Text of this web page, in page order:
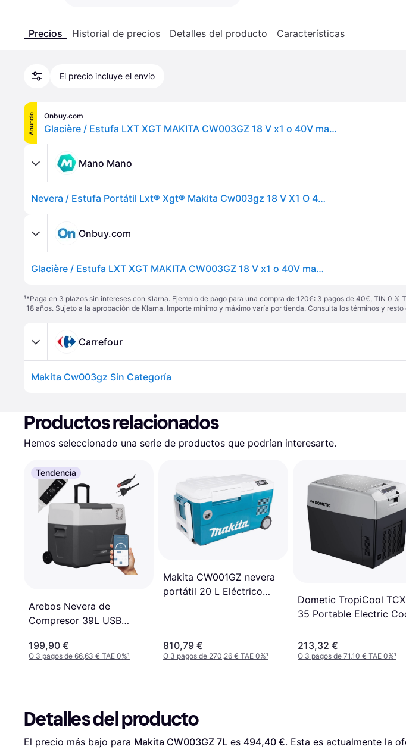
Precios Historial de precios Detalles del producto Características
El precio incluye el envío
Anuncio Onbuy.com
Glacière / Estufa LXT XGT MAKITA CW003GZ 18 V x1 o 40V max x1 - Producto solo
Mano Mano
Nevera / Estufa Portátil Lxt® Xgt® Makita Cw003gz 18 V X1 O 40v Max X1 - Solo El Producto
Onbuy.com
Glacière / Estufa LXT XGT MAKITA CW003GZ 18 V x1 o 40V max x1 - Producto solo
¹*Paga en 3 plazos sin intereses con Klarna. Ejemplo de pago para una compra de 120€: 3 pagos de 40€, TIN 0
18 años. Sujeto a la aprobación de Klarna. Importe mínimo y máximo varía por tienda. Consulta los términos y
Carrefour
Makita Cw003gz Sin Categoría
Productos relacionados
Hemos seleccionado una serie de productos que podrían interesarte.
Tendencia
Arebos Nevera de
Compresor 39L USB
199,90 €
O 3 pagos de 66,63 € TAE 0%¹
Makita CW001GZ nevera
portátil 20 L Eléctrico
810,79 €
O 3 pagos de 270,26 € TAE 0%¹
Dometic TropiCool TCX
35 Portable Electric
213,32 €
O 3 pagos de 71,10 € TAE 0%¹
Detalles del producto
El precio más bajo para Makita CW003GZ 7L es 494,40 €. Esta es actualmente la